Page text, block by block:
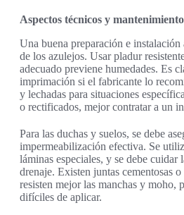
Aspectos técnicos y
Una buena preparación e
de los azulejos. Usar pladur
adecuado previene humedades. Es
imprimación si el fabricante lo
y lechadas para situaciones
o rectificados, mejor contratar a un
Para las duchas y suelos, se debe
impermeabilización efectiva. Se
láminas especiales, y se debe cuidar
drenaje. Existen juntas cementosas
resisten mejor las manchas y moho,
difíciles de aplicar.